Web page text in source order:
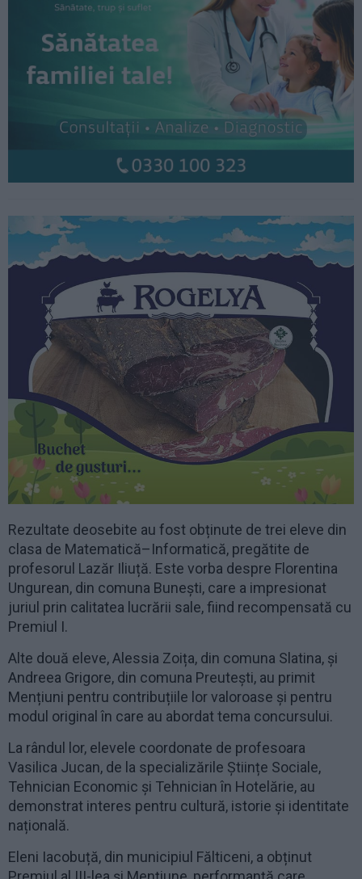
Rezultate deosebite au fost obținute de trei eleve din
clasa de Matematică–Informatică, pregătite de
profesorul Lazăr Iliuță. Este vorba despre Florentina
Ungurean, din comuna Bunești, care a impresionat
juriul prin calitatea lucrării sale, fiind recompensată cu
Premiul I.
Alte două eleve, Alessia Zoița, din comuna Slatina, și
Andreea Grigore, din comuna Preutești, au primit
Mențiuni pentru contribuțiile lor valoroase și pentru
modul original în care au abordat tema concursului.
La rândul lor, elevele coordonate de profesoara
Vasilica Jucan, de la specializările Științe Sociale,
Tehnician Economic și Tehnician în Hotelărie, au
demonstrat interes pentru cultură, istorie și identitate
națională.
Eleni Iacobuță, din municipiul Fălticeni, a obținut